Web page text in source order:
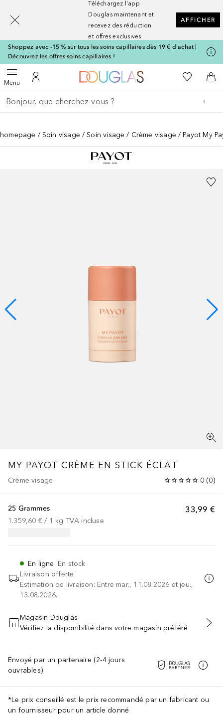
Téléchargez l'app
Douglas maintenant et
recevez des réduction
et offres exclusives
AFFICHER
Shoppez avec -15 % sur tous les soins capillaires dès 19 € d'achat |
Découvrez les offres soins capillaires !
MenuOuvrir le menuVers Mon Compte
Vers l'accueil Nocibé
Vers Ma
Retourner
Effectuer la recherche
homepage Soin visage Soin visage Crème visage Payot My
MY PAYOT CRÈME EN STICK ÉCLAT
Crème visage 0 (0)
33,99 €
25 Grammes
1.359,60 € / 1 kg TVA incluse
En ligne: En stock
Livraison offerte
Estimation de livraison: Entre mar., 11.08.2026 et jeu.,
13.08.2026.
AJOUTER AU PANIER
Magasin Douglas
Vérifiez la disponibilité dans votre magasin préféré
Envoyé par un partenaire (2-4 jours
ouvrables)
*Le prix conseillé est le prix recommandé par un fabricant ou
un fournisseur pour un article donné
[navigation.slideout.screenreader]